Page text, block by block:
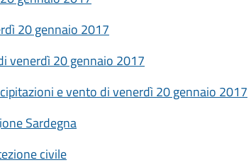
20 gennaio 2017
venerdì 20 gennaio 2017
e vento di venerdì 20 gennaio 2017
Sardegna
civile